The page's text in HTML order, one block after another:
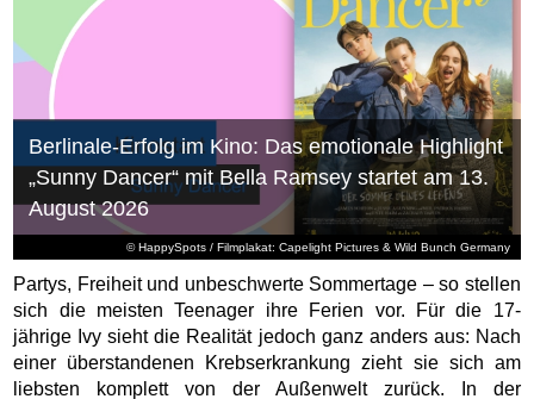
© HappySpots / Filmplakat: Capelight Pictures & Wild Bunch Germany
Berlinale-Erfolg im Kino: Das emotionale Highlight
„Sunny Dancer“ mit Bella Ramsey startet am 13.
August 2026
Partys, Freiheit und unbeschwerte Sommertage – so stellen
sich die meisten Teenager ihre Ferien vor. Für die 17-
jährige Ivy sieht die Realität jedoch ganz anders aus: Nach
einer überstandenen Krebserkrankung zieht sie sich am
liebsten komplett von der Außenwelt zurück. In der